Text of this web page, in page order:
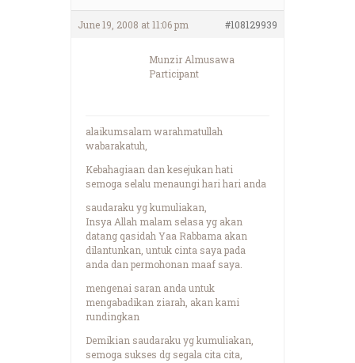
June 19, 2008 at 11:06 pm #108129939
Munzir Almusawa
Participant
alaikumsalam warahmatullah
wabarakatuh,
Kebahagiaan dan kesejukan hati
semoga selalu menaungi hari hari anda
saudaraku yg kumuliakan,
Insya Allah malam selasa yg akan
datang qasidah Yaa Rabbama akan
dilantunkan, untuk cinta saya pada
anda dan permohonan maaf saya.
mengenai saran anda untuk
mengabadikan ziarah, akan kami
rundingkan
Demikian saudaraku yg kumuliakan,
semoga sukses dg segala cita cita,